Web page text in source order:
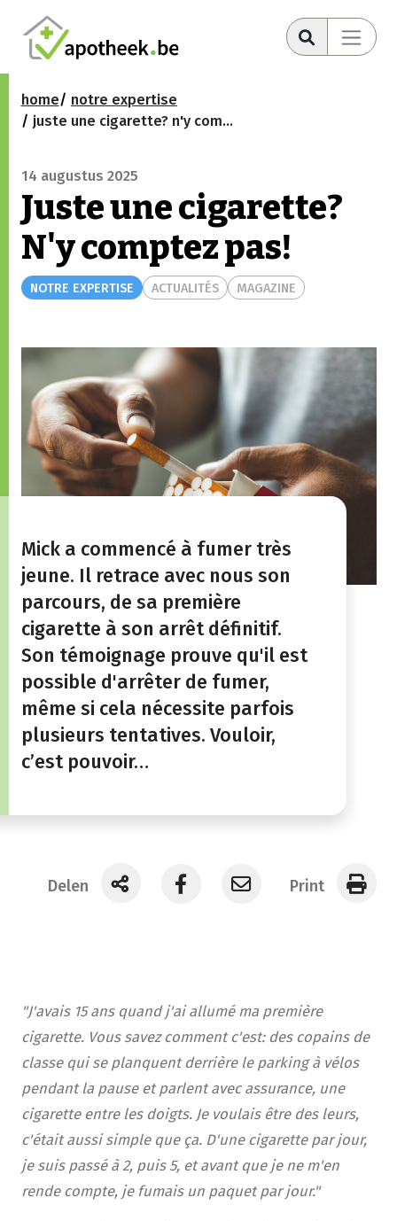
home
notre expertise
juste une cigarette? n'y comptez pas!
14 augustus 2025
Juste une cigarette?
N'y comptez pas!
NOTRE EXPERTISE ACTUALITÉS MAGAZINE
Mick a commencé à fumer très
jeune. Il retrace avec nous son
parcours, de sa première
cigarette à son arrêt définitif.
Son témoignage prouve qu'il est
possible d'arrêter de fumer,
même si cela nécessite parfois
plusieurs tentatives. Vouloir,
c’est pouvoir…
Delen Print
"J'avais 15 ans quand j'ai allumé ma première
cigarette. Vous savez comment c'est: des copains de
classe qui se planquent derrière le parking à vélos
pendant la pause et parlent avec assurance, une
cigarette entre les doigts. Je voulais être des leurs,
c'était aussi simple que ça. D'une cigarette par jour,
je suis passé à 2, puis 5, et avant que je ne m'en
rende compte, je fumais un paquet par jour."